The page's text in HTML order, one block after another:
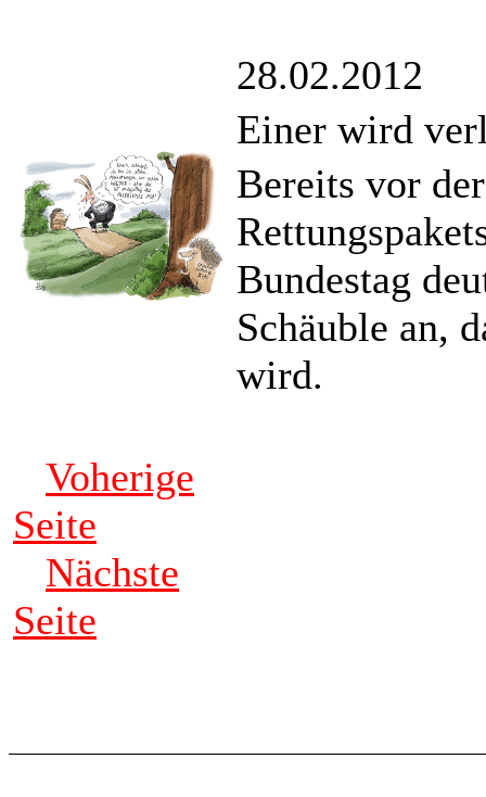
28.02.2012
Einer wird
Bereits vor
Bundestag
Schäuble an,
wird.
Voherige
Seite
Nächste
Seite